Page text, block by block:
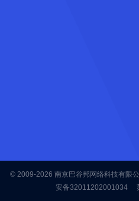
© 2009-2026 南京巴谷邦网络科技有限
安备32011202001034